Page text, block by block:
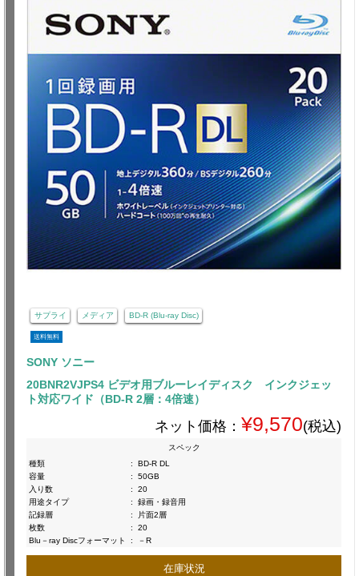
サプライ メディア BD-R (Blu-ray Disc)
送料無料
SONY ソニー
20BNR2VJPS4 ビデオ用ブルーレイディスク インクジェッ
ト対応ワイド（BD-R 2層：4倍速）
ネット価格： ¥9,570(税込)
スペック
種類
:
BD-R DL
容量
:
50GB
入り数
:
20
用途タイプ
:
録画・録音用
記録層
:
片面2層
枚数
:
20
Blu－ray Discフォーマット
: －R
在庫状況